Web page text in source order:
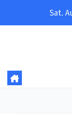
Sat.